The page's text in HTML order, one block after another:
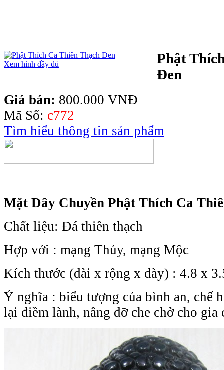
Xem hình đầy đủ
Phật
Đen
Giá bán: 800.000 VNĐ
Mã Số: c772
Tìm hiểu thông tin sản phẩm
Mặt Dây Chuyền Phật Thích Ca
Chất liệu: Đá thiên thạch
Hợp với : mạng Thủy, mạng Mộc
Kích thước (dài x rộng x dày) : 4.8 x
Ý nghĩa : biểu tượng của bình an, chế
lại điềm lành, nâng đỡ che chở cho gia